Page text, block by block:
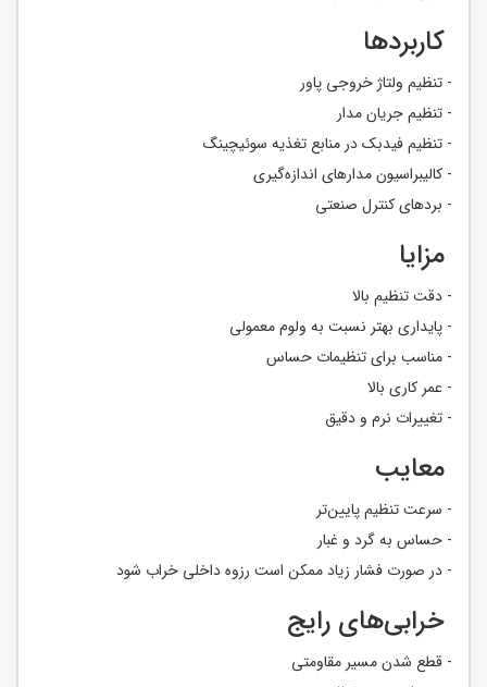
کاربردها
- تنظیم ولتاژ خروجی پاور
- تنظیم جریان مدار
- تنظیم فیدبک در منابع تغذیه سوئیچینگ
- کالیبراسیون مدارهای اندازه‌گیری
- بردهای کنترل صنعتی
مزایا
- دقت تنظیم بالا
- پایداری بهتر نسبت به ولوم معمولی
- مناسب برای تنظیمات حساس
- عمر کاری بالا
- تغییرات نرم و دقیق
معایب
- سرعت تنظیم پایین‌تر
- حساس به گرد و غبار
- در صورت فشار زیاد ممکن است رزوه داخلی خراب شود
خرابی‌های رایج
- قطع شدن مسیر مقاومتی